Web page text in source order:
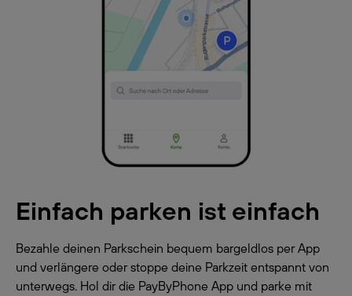
Einfach parken ist einfach
Bezahle deinen Parkschein bequem bargeldlos per App
und verlängere oder stoppe deine Parkzeit entspannt von
unterwegs. Hol dir die PayByPhone App und parke mit